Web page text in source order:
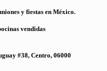
y fiestas en México.
vendidas
#38, Centro, 06000